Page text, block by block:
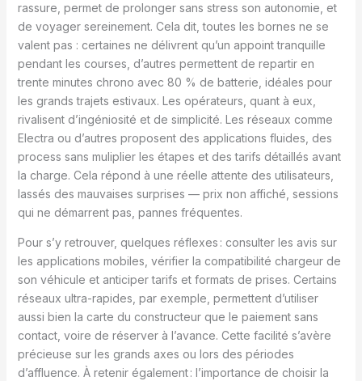
rassure, permet de prolonger sans stress son autonomie, et
de voyager sereinement. Cela dit, toutes les bornes ne se
valent pas : certaines ne délivrent qu’un appoint tranquille
pendant les courses, d’autres permettent de repartir en
trente minutes chrono avec 80 % de batterie, idéales pour
les grands trajets estivaux. Les opérateurs, quant à eux,
rivalisent d’ingéniosité et de simplicité. Les réseaux comme
Electra ou d’autres proposent des applications fluides, des
process sans muliplier les étapes et des tarifs détaillés avant
la charge. Cela répond à une réelle attente des utilisateurs,
lassés des mauvaises surprises — prix non affiché, sessions
qui ne démarrent pas, pannes fréquentes.
Pour s’y retrouver, quelques réflexes : consulter les avis sur
les applications mobiles, vérifier la compatibilité chargeur de
son véhicule et anticiper tarifs et formats de prises. Certains
réseaux ultra-rapides, par exemple, permettent d’utiliser
aussi bien la carte du constructeur que le paiement sans
contact, voire de réserver à l’avance. Cette facilité s’avère
précieuse sur les grands axes ou lors des périodes
d’affluence. À retenir également : l’importance de choisir la